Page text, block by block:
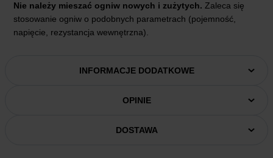
Nie należy mieszać ogniw nowych i zużytych. Zaleca się
stosowanie ogniw o podobnych parametrach (pojemność,
napięcie, rezystancja wewnętrzna).
INFORMACJE DODATKOWE
OPINIE
DOSTAWA